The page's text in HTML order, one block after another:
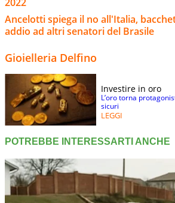
Ancelotti spiega il no all'Italia,
addio ad altri senatori del Brasile
Gioielleria Delfino
Investire in oro
L’oro torna
sicuri
LEGGI